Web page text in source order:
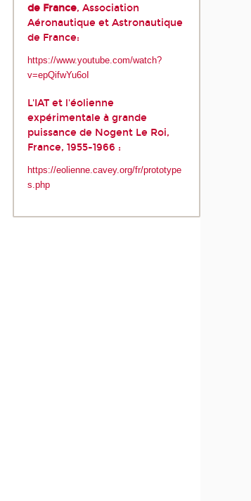
de France, Association
Aéronautique et Astronautique
de France:
https://www.youtube.com/watch?
v=epQifwYu6oI
L'IAT et l'éolienne
expérimentale à grande
puissance de Nogent Le Roi,
France, 1955-1966 :
https://eolienne.cavey.org/fr/prototype
s.php